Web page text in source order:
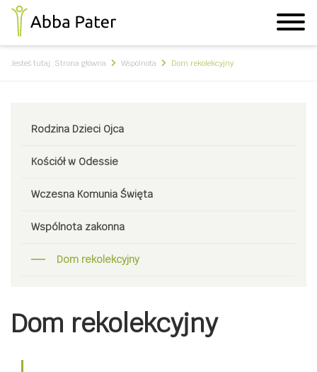
Jesteś tutaj: Strona główna Wspólnota Dom rekolekcyjny
Rodzina Dzieci Ojca
Kościół w Odessie
Wczesna Komunia Święta
Wspólnota zakonna
Dom rekolekcyjny
Dom rekolekcyjny